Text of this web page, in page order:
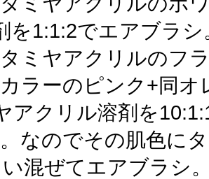
を1:1:2でエアブラシ
ミヤアクリルのフ
ラーのピンク+同
アクリル溶剤を
なのでその肌色に
混ぜてエアブラシ